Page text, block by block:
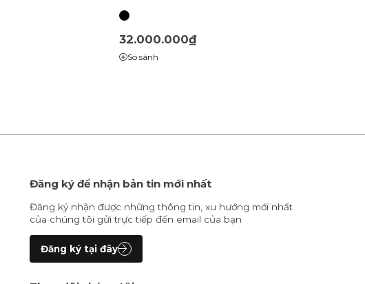
A70 | (305.0665.365)
32.000.000₫
So sánh
Đăng ký để nhận bản tin mới nhất
Đăng ký nhận được những thông tin, xu hướng mới nhất
của chúng tôi gửi trực tiếp đến email của bạn
Đăng ký tại đây